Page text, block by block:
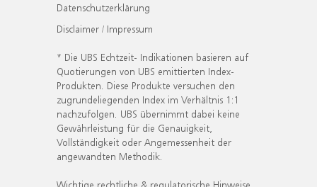
Datenschutzerklärung
Disclaimer / Impressum
* Die UBS Echtzeit- Indikationen basieren auf
Quotierungen von UBS emittierten Index-
Produkten. Diese Produkte versuchen den
zugrundeliegenden Index im Verhältnis 1:1
nachzufolgen. UBS übernimmt dabei keine
Gewährleistung für die Genauigkeit,
Vollständigkeit oder Angemessenheit der
angewandten Methodik.